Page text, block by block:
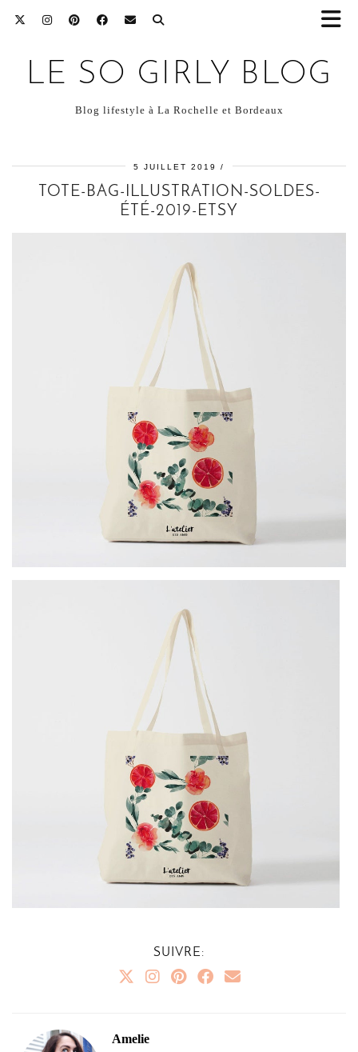
LE SO GIRLY BLOG
Blog lifestyle à La Rochelle et Bordeaux
5 JUILLET 2019
TOTE-BAG-ILLUSTRATION-SOLDES-
ÉTÉ-2019-ETSY
SUIVRE:
Amelie